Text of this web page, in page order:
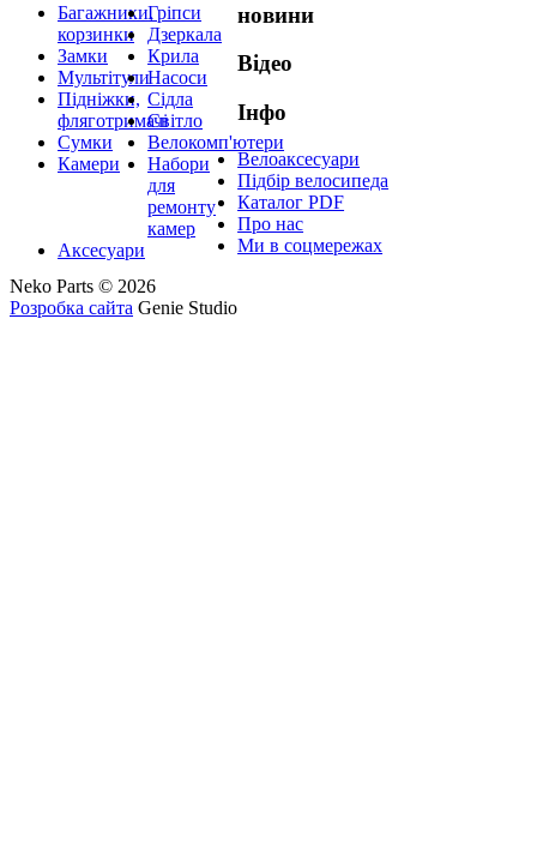
Багажники,
корзинки
Гріпси
Дзеркала
Замки
Крила
МультітулиНасоси
Підніжки,
фляготримачі
Сідла
Світло
Сумки
Велокомп'ютери
Камери
Набори
для
ремонту
камер
Аксесуари
новини
Відео
Інфо
Велоаксесуари
Підбір велосипеда
Каталог PDF
Про нас
Ми в соцмережах
Neko Parts © 2026
Розробка сайта Genie Studio